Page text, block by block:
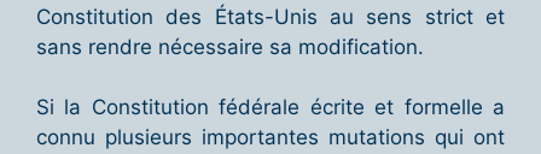
Constitution des États-Unis au sens strict et
sans rendre nécessaire sa modification.
Si la Constitution fédérale écrite et formelle a
connu plusieurs importantes mutations qui ont